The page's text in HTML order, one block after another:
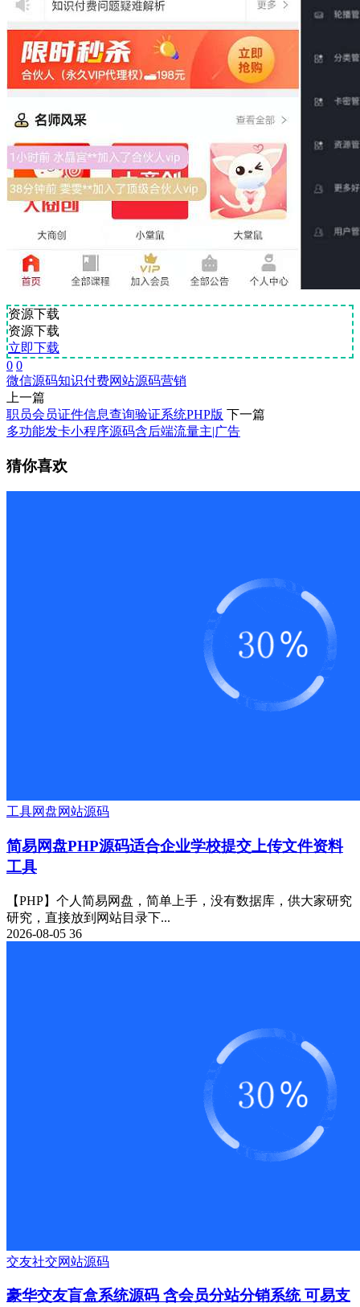
资源下载
资源下载
立即下载
0 0
微信源码知识付费网站源码营销
上一篇
职员会员证件信息查询验证系统PHP版 下一篇
多功能发卡小程序源码含后端流量主|广告
猜你喜欢
工具网盘网站源码
简易网盘PHP源码适合企业学校提交上传文件资料
工具
【PHP】个人简易网盘，简单上手，没有数据库，供大家研究
研究，直接放到网站目录下...
2026-08-05 36
交友社交网站源码
豪华交友盲盒系统源码 含会员分站分销系统 可易支